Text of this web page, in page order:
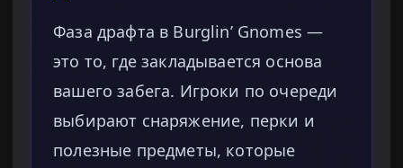
Фаза драфта в Burglin’ Gnomes —
это то, где закладывается основа
вашего забега. Игроки по очереди
выбирают снаряжение, перки и
полезные предметы, которые